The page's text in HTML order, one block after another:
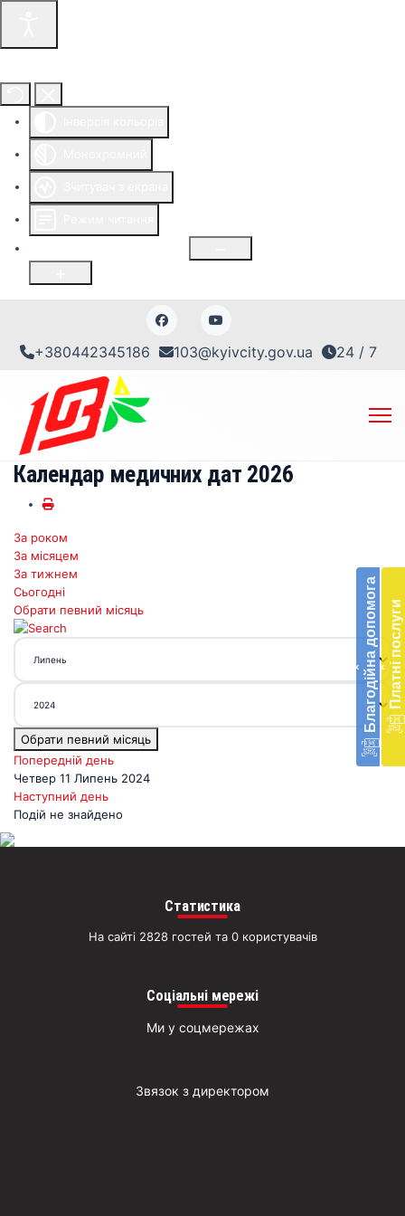
+380442345186 103@kyivcity.gov.ua 24 / 7
‹ Благодійна допомогав
‹ Платні послуги
Календар медичних дат 2026
За роком
За місяцем
За тижнем
Сьогодні
Обрати певний місяць
Обрати певний місяць
Попередній день
Четвер 11 Липень 2024
Наступний день
Подій не знайдено
Статистика
На сайті 2828 гостей та 0 користувачів
Соціальні мережі
Ми у соцмережах
Звязок з директором